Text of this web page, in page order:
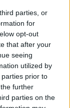
parties, or
for
opt-out
that after your
seeing
utilized by
prior to
further
parties on the
I RYNEK
tak miało